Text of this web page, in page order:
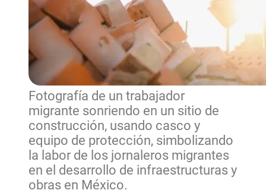
Fotografía de un trabajador
migrante sonriendo en un sitio de
construcción, usando casco y
equipo de protección, simbolizando
la labor de los jornaleros migrantes
en el desarrollo de infraestructuras y
obras en México.